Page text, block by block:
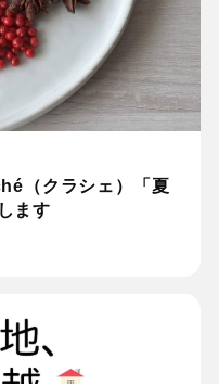
（クラシェ）「夏
ます